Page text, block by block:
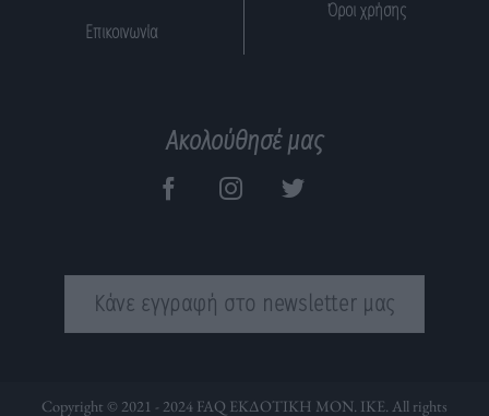
Επικοινωνία
Όροι χρήσης
Ακολούθησέ μας
Κάνε εγγραφή στο newsletter μας
Copyright © 2021 - 2024 FAQ ΕΚΔΟΤΙΚΗ ΜΟΝ. ΙΚΕ. All rights